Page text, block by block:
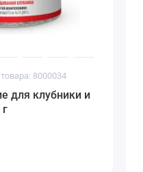
8000034
для клубники и